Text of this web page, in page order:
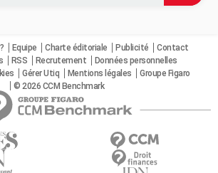
Equipe Charte éditoriale Publicité
Contact
RSS Recrutement
Données personnelles
Gérer Utiq Mentions légales
Groupe Figaro
© 2026 CCM Benchmark